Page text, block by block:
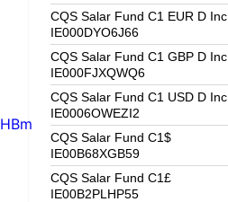
CQS Salar Fund C1 EUR D Inc
IE000DYO6J66
CQS Salar Fund C1 GBP D Inc
IE000FJXQWQ6
CQS Salar Fund C1 USD D Inc
IE0006OWEZI2
CQS Salar Fund C1$
IE00B68XGB59
CQS Salar Fund C1£
IE00B2PLHP55
HBm